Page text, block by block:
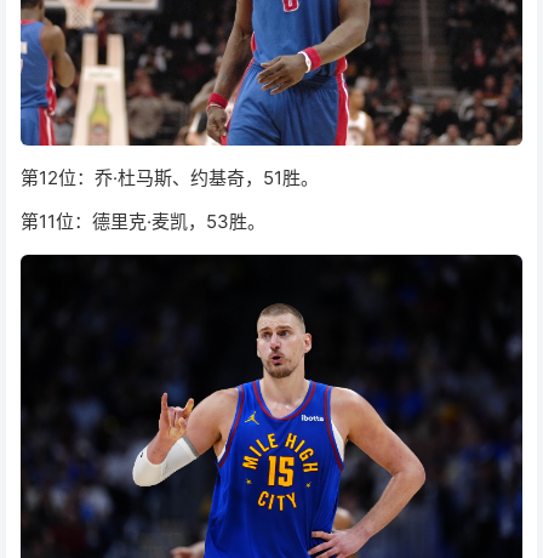
第12位：乔·杜马斯、约基奇，51胜。
第11位：德里克·麦凯，53胜。